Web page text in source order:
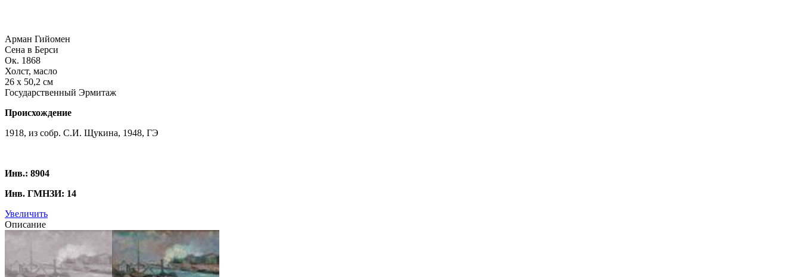
Арман Гийомен
Сена в Берси
Ок. 1868
Холст, масло
26 х 50,2 см
Государственный Эрмитаж
Происхождение
1918, из собр. С.И. Щукина, 1948, ГЭ
Инв.: 8904
Инв. ГМНЗИ: 14
Увеличить
Описание